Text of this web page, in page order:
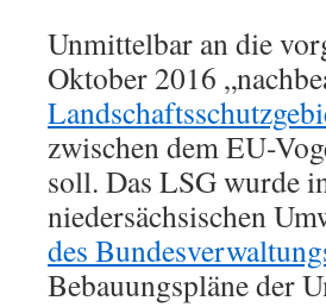
Unmittelbar an die
Oktober 2016
zwischen dem EU-
soll. Das LSG wurde
niedersächsischen
des
Bebauungspläne der